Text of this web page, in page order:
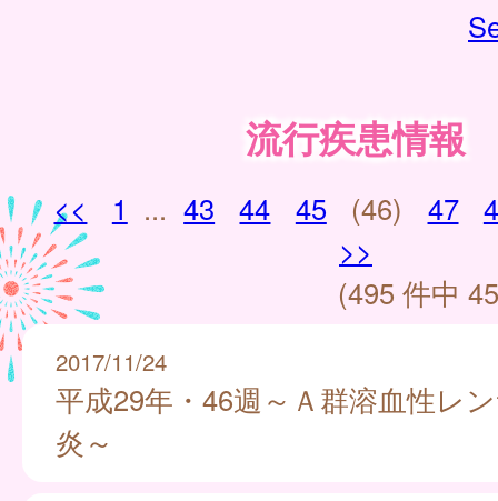
流行疾患情報
<< 1 ... 43 44 45 (46) 47
>>
(495 件中
2017/11/24
平成29年・46週～Ａ群溶血性レ
炎～